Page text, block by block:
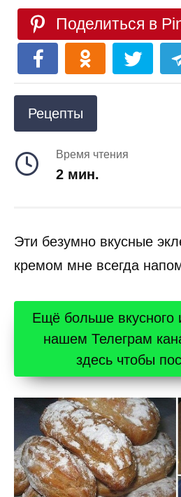
Поделиться в
Рецепты
Время чтения
2 мин.
Эти безумно вкусные
кремом мне всегда
Ещё больше вкусного
нашем Телеграм
здесь чтобы